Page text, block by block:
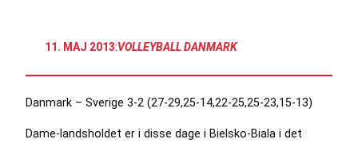
11. MAJ 2013:VOLLEYBALL DANMARK
Danmark – Sverige 3-2 (27-29,25-14,22-25,25-23,15-13)
Dame-landsholdet er i disse dage i Bielsko-Biala i det